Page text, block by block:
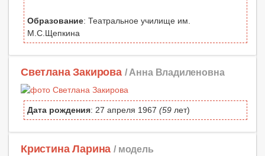
Образование: Театральное училище им.
М.С.Щепкина
Светлана Закирова / Анна Владиленовна
Дата рождения: 27 апреля 1967 (59 лет)
Кристина Ларина / модель